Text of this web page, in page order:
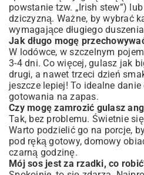
powstanie tzw. „Irish stew”) lub
dziczyzną. Ważne, by wybrać
wymagające długiego
Jak długo mogę
W lodówce, w szczelnym
3-4 dni. Co więcej, gulasz jak
drugi, a nawet trzeci dzień
jeszcze lepiej! To idealne danie
gotowania na zapas.
Czy mogę zamrozić gulasz
Tak, bez problemu. Świetnie
Warto podzielić go na porcje,
pod ręką gotowy, domowy
czarną godzinę.
Mój sos jest za rzadki, co